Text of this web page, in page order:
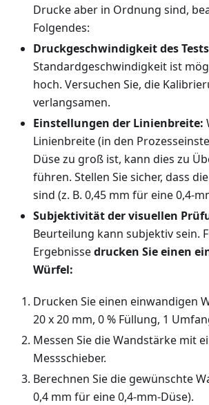
Drucke aber in Ordnung sind,
Folgendes:
Druckgeschwindigkeit des
Standardgeschwindigkeit ist
hoch. Versuchen Sie, die
verlangsamen.
Einstellungen der Linienbreite:
Linienbreite (in den
Düse zu groß ist, kann dies zu
führen. Stellen Sie sicher, dass
sind (z. B. 0,45 mm für eine 0,4-
Subjektivität der visuellen
Beurteilung kann subjektiv sein.
Ergebnissedrucken Sie einen
Würfel:
Drucken Sie einen einwandigen
20 x 20 mm, 0 % Füllung, 1
Messen Sie die Wandstärke mit
Messschieber.
Berechnen Sie die gewünschte
0,4 mm für eine 0,4-mm-Düse).